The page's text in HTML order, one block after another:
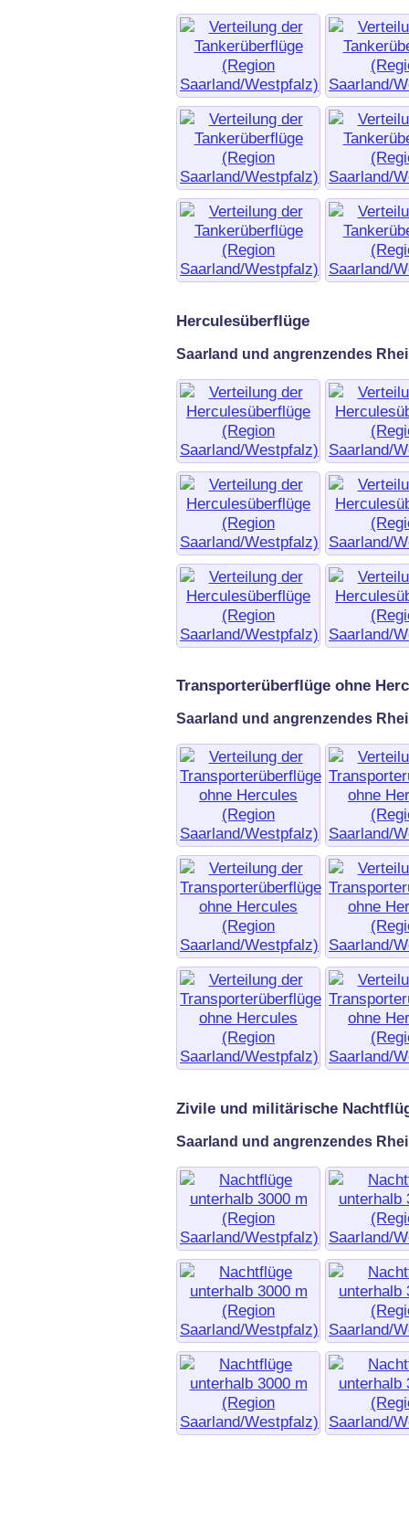
Herculesüberflüge
Saarland und angrenzendes
Transporterüberflüge ohne
Saarland und angrenzendes
Zivile und militärische
Saarland und angrenzendes